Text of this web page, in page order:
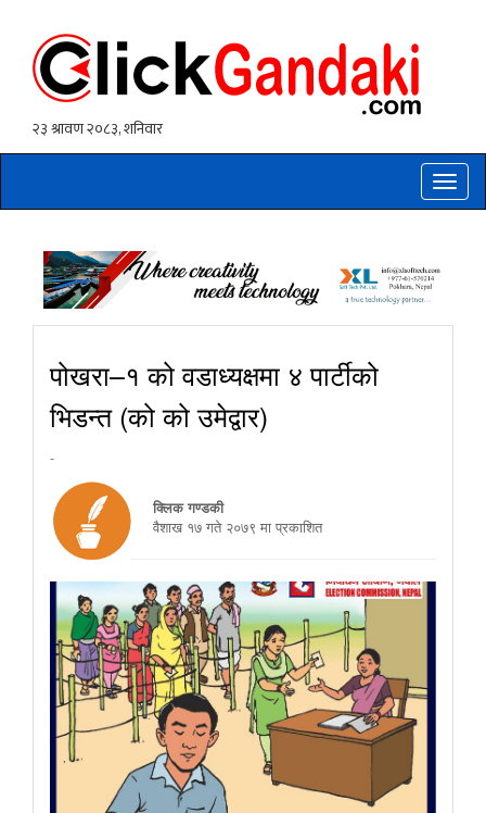
Toggle
पोखरा–१ को वडाध्यक्षमा ४ पार्टीको
भिडन्त (को को उमेद्वार)
-
क्लिक गण्डकी
वैशाख १७ गते २०७९ मा प्रकाशित